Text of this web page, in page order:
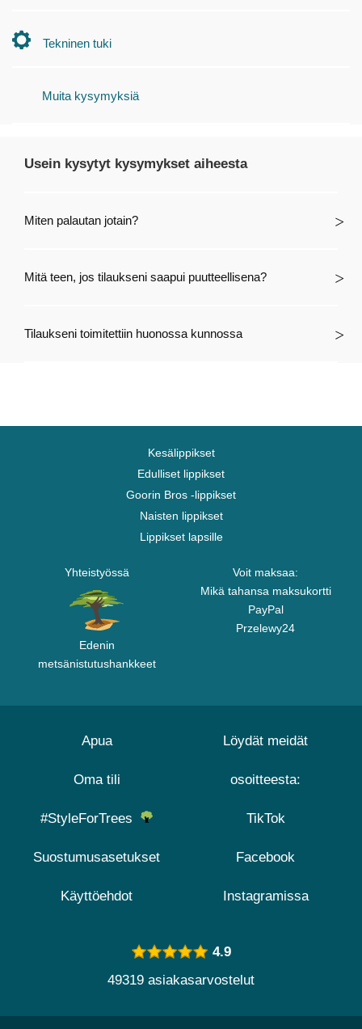
Tekninen tuki
Muita kysymyksiä
Usein kysytyt kysymykset aiheesta
Miten palautan jotain?
Mitä teen, jos tilaukseni saapui puutteellisena?
Tilaukseni toimitettiin huonossa kunnossa
Kesälippikset
Edulliset lippikset
Goorin Bros -lippikset
Naisten lippikset
Lippikset lapsille
Yhteistyössä
Edenin
metsänistutushankkeet
Voit maksaa:
Mikä tahansa maksukortti
PayPal
Przelewy24
Apua
Oma tili
#StyleForTrees
Suostumusasetukset
Käyttöehdot
Löydät meidät
osoitteesta:
TikTok
Facebook
Instagramissa
4.9
49319 asiakasarvostelut